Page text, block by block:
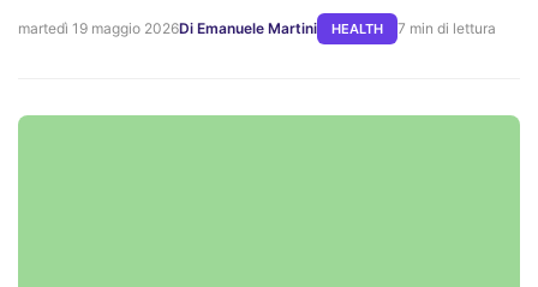
martedì 19 maggio 2026Di Emanuele Martini HEALTH 7 min di lettura